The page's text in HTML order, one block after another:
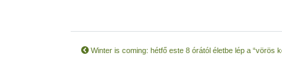
Winter is coming: hétfő este 8 órától életbe lép a “vörös